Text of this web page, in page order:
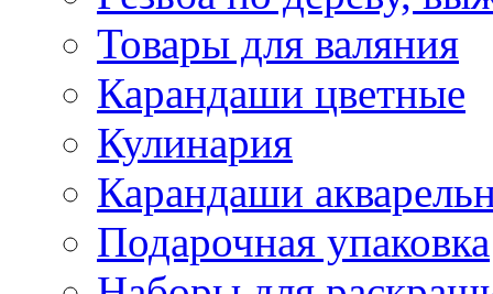
Товары для валяния
Карандаши цветные
Кулинария
Карандаши
Подарочная упаковка